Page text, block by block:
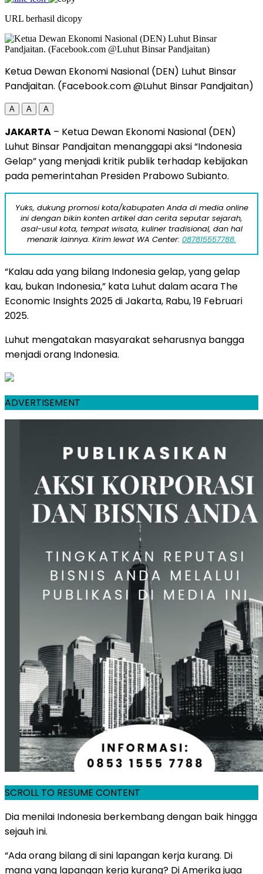
URL berhasil dicopy
Ketua Dewan Ekonomi Nasional (DEN) Luhut Binsar
Pandjaitan. (Facebook.com @Luhut Binsar Pandjaitan)
A A A
JAKARTA – Ketua Dewan Ekonomi Nasional (DEN)
Luhut Binsar Pandjaitan menanggapi aksi “Indonesia
Gelap” yang menjadi kritik publik terhadap kebijakan
pada pemerintahan Presiden Prabowo Subianto.
Yuks, dukung promosi kota/kabupaten Anda di media online
ini dengan bikin konten artikel dan cerita seputar sejarah,
asal-usul kota, tempat wisata, kuliner tradisional, dan hal
menarik lainnya. Kirim lewat WA Center: 087815557788.
“Kalau ada yang bilang Indonesia gelap, yang gelap
kau, bukan Indonesia,” kata Luhut dalam acara The
Economic Insights 2025 di Jakarta, Rabu, 19 Februari
2025.
Luhut mengatakan masyarakat seharusnya bangga
menjadi orang Indonesia.
ADVERTISEMENT
SCROLL TO RESUME CONTENT
Dia menilai Indonesia berkembang dengan baik hingga
sejauh ini.
“Ada orang bilang di sini lapangan kerja kurang. Di
mana yang lapangan kerja kurang? Di Amerika juga